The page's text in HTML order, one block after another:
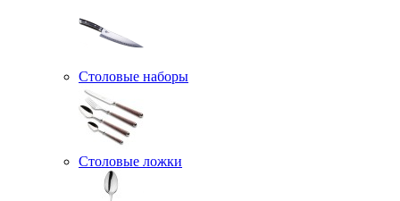
Столовые наборы
Столовые ложки